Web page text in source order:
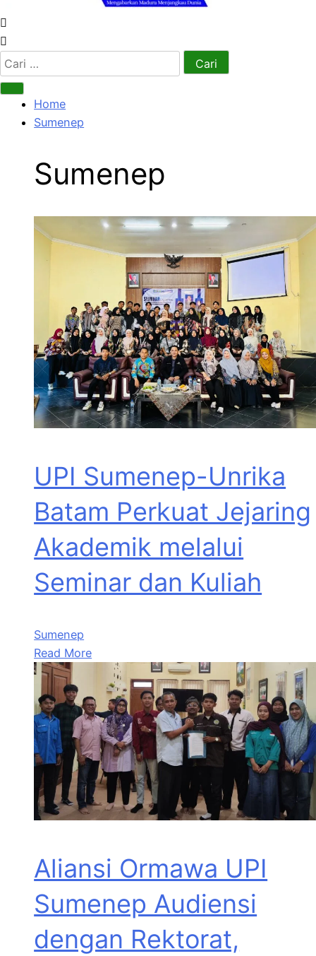
Cari
untuk:
Home
Sumenep
Sumenep
UPI Sumenep-Unrika
Batam Perkuat Jejaring
Akademik melalui
Seminar dan Kuliah
Sumenep
Read More
Aliansi Ormawa UPI
Sumenep Audiensi
dengan Rektorat,